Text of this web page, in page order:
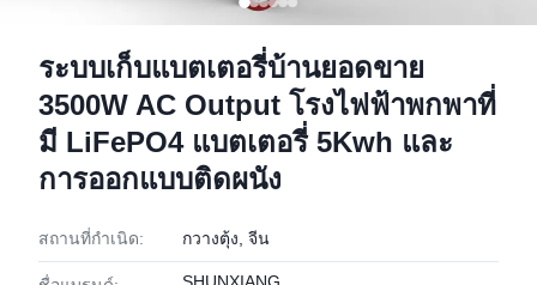
ระบบเก็บแบตเตอรี่บ้านยอดขาย
3500W AC Output โรงไฟฟ้าพกพาที่
มี LiFePO4 แบตเตอรี่ 5Kwh และ
การออกแบบติดผนัง
สถานที่กำเนิด: กวางตุ้ง, จีน